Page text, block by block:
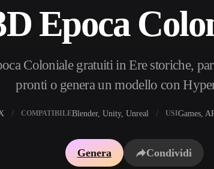
Da Testo A 3D
Dal prompt di testo all'oggetto 3D —
all'istante.
API
tuo flusso di lavoro.
Convertitore da
Epoca
Coloniale gratuiti in Ere storiche,
pronti o genera un modello con
COMPATIBILEBlender, Unity, Unreal USIGames,
Genera Condividi